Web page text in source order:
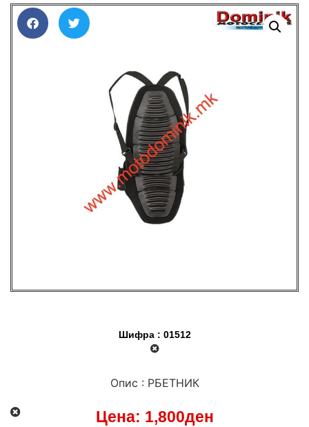
Шифра : 01512
Опис : РБЕТНИК
Цена: 1,800ден